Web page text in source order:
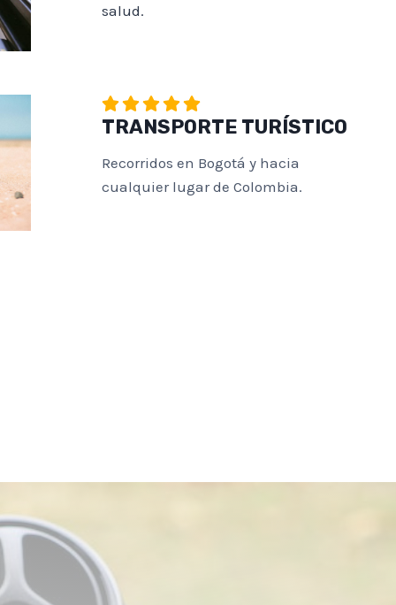
salud.
TRANSPORTE TURÍSTICO
Recorridos en Bogotá y hacia
cualquier lugar de Colombia.